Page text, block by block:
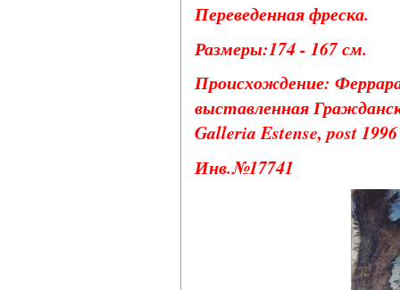
Переведенная фреска.
Размеры:174 - 167 см.
Происхождение:
выставленная
Galleria Estense, post 1996
Инв.№17741